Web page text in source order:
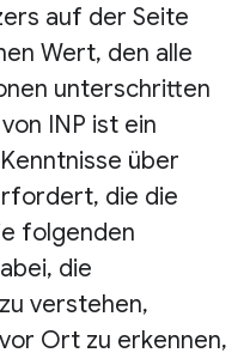
auf der Seite
Wert, den alle
unterschritten
INP ist ein
über
die die
folgenden
die
verstehen,
Ort zu erkennen,